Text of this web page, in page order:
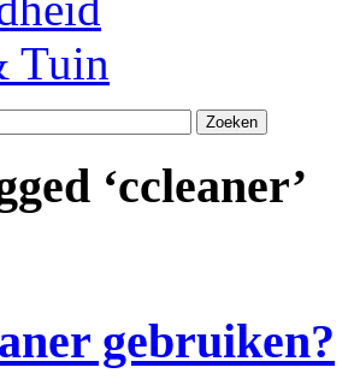
Tuin
‘ccleaner’
gebruiken?